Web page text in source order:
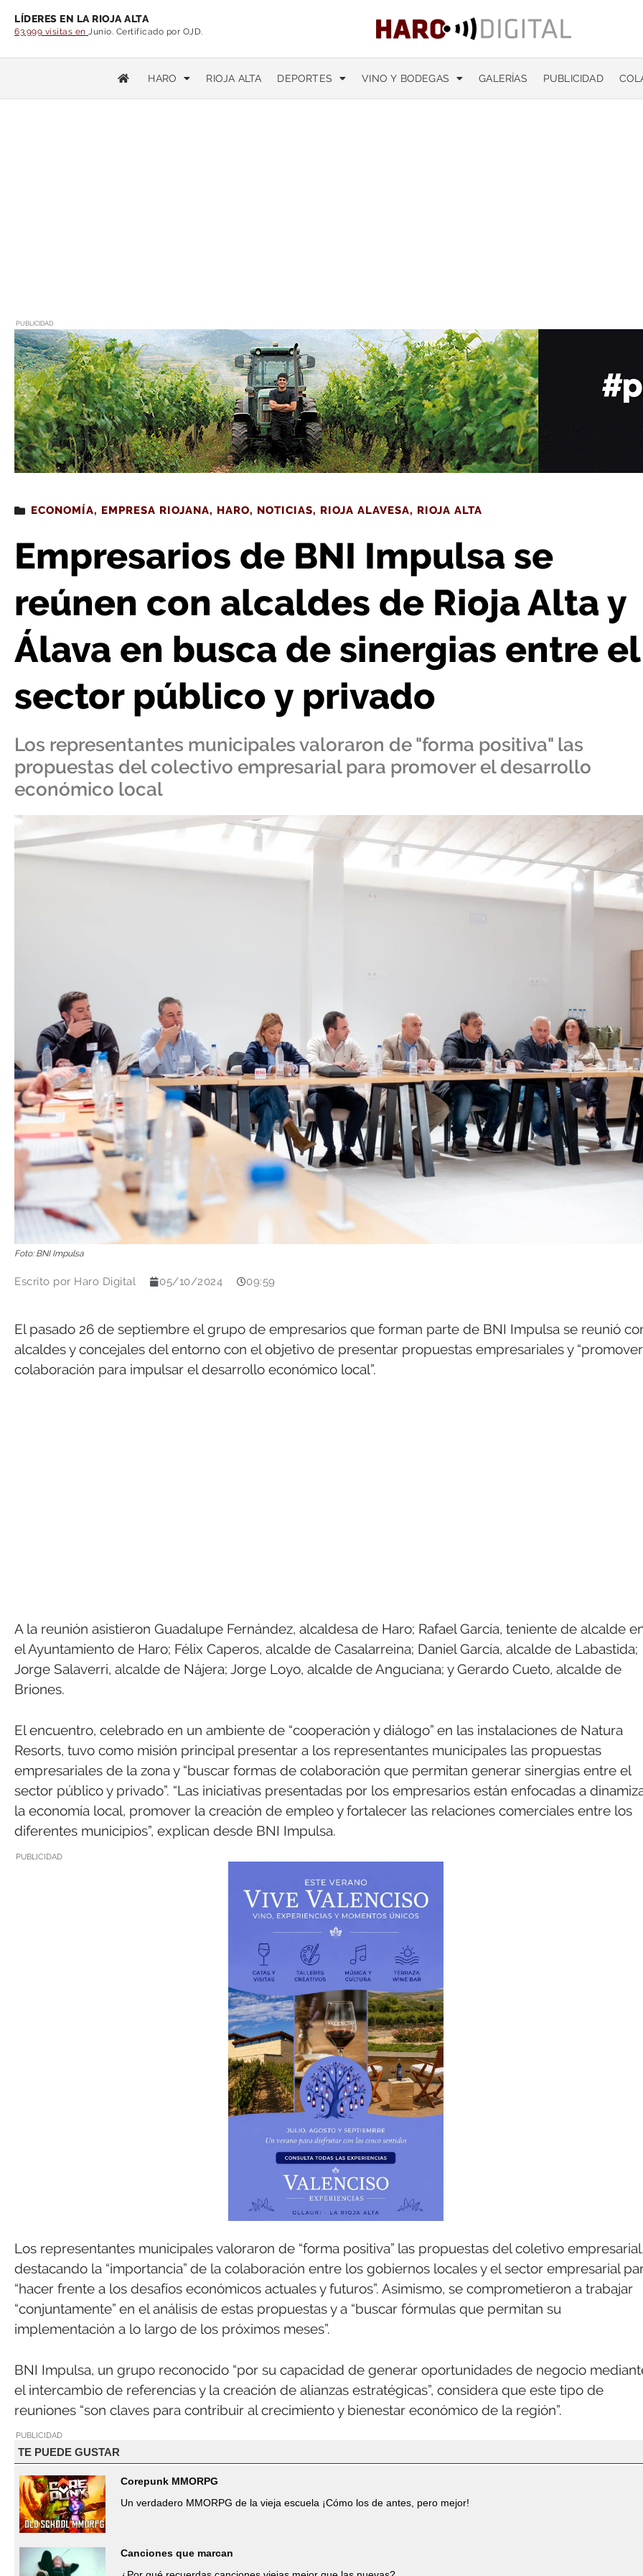
LÍDERES EN LA RIOJA ALTA
63.999 visitas en Junio. Certificado por OJD.
HARO RIOJA ALTA DEPORTES VINO Y BODEGAS GALERÍAS PUBLICIDAD
PUBLICIDAD
Estás leyendo: Empresarios de BNI Impulsa se reúnen con alcaldes de Rioja Alta y Álava en busca de sinergias entre el sector público y privado
ECONOMÍA, EMPRESA RIOJANA, HARO, NOTICIAS, RIOJA ALAVESA, RIOJA ALTA
Empresarios de BNI Impulsa se
reúnen con alcaldes de Rioja Alta y
Álava en busca de sinergias entre el
sector público y privado
Los representantes municipales valoraron de "forma positiva" las
propuestas del colectivo empresarial para promover el desarrollo
económico local
Foto: BNI Impulsa
Escrito por Haro Digital 05/10/2024 09:59
El pasado 26 de septiembre el grupo de empresarios que forman parte de BNI Impulsa se reunió
alcaldes y concejales del entorno con el objetivo de presentar propuestas empresariales y
colaboración para impulsar el desarrollo económico local”.
A la reunión asistieron Guadalupe Fernández, alcaldesa de Haro; Rafael García, teniente de alcalde
el Ayuntamiento de Haro; Félix Caperos, alcalde de Casalarreina; Daniel García, alcalde de Labastida;
Jorge Salaverri, alcalde de Nájera; Jorge Loyo, alcalde de Anguciana; y Gerardo Cueto, alcalde de
Briones.
El encuentro, celebrado en un ambiente de “cooperación y diálogo” en las instalaciones de Natura
Resorts, tuvo como misión principal presentar a los representantes municipales las propuestas
empresariales de la zona y “buscar formas de colaboración que permitan generar sinergias entre el
sector público y privado”. “Las iniciativas presentadas por los empresarios están enfocadas a
la economía local, promover la creación de empleo y fortalecer las relaciones comerciales entre los
diferentes municipios”, explican desde BNI Impulsa.
PUBLICIDAD
Los representantes municipales valoraron de “forma positiva” las propuestas del coletivo
destacando la “importancia” de la colaboración entre los gobiernos locales y el sector empresarial
“hacer frente a los desafíos económicos actuales y futuros”. Asimismo, se comprometieron a trabajar
“conjuntamente” en el análisis de estas propuestas y a “buscar fórmulas que permitan su
implementación a lo largo de los próximos meses”.
BNI Impulsa, un grupo reconocido “por su capacidad de generar oportunidades de negocio
el intercambio de referencias y la creación de alianzas estratégicas”, considera que este tipo de
reuniones “son claves para contribuir al crecimiento y bienestar económico de la región”.
PUBLICIDAD
TE PUEDE GUSTAR
Corepunk MMORPG
Un verdadero MMORPG de la vieja escuela ¡Cómo los de antes, pero mejor!
Canciones que marcan